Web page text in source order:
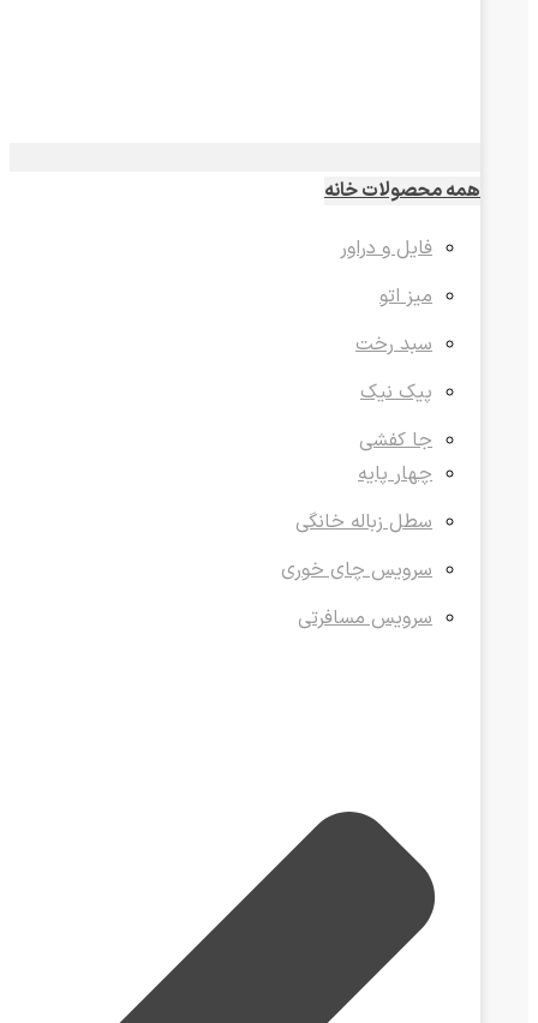
همه محصولات خانه
فایل و دراور
میز اتو
سبد رخت
پیک نیک
جا کفشی
چهار پایه
سطل زباله خانگی
سرویس چای خوری
سرویس مسافرتی